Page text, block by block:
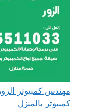
كمبيوتر بالمنزل